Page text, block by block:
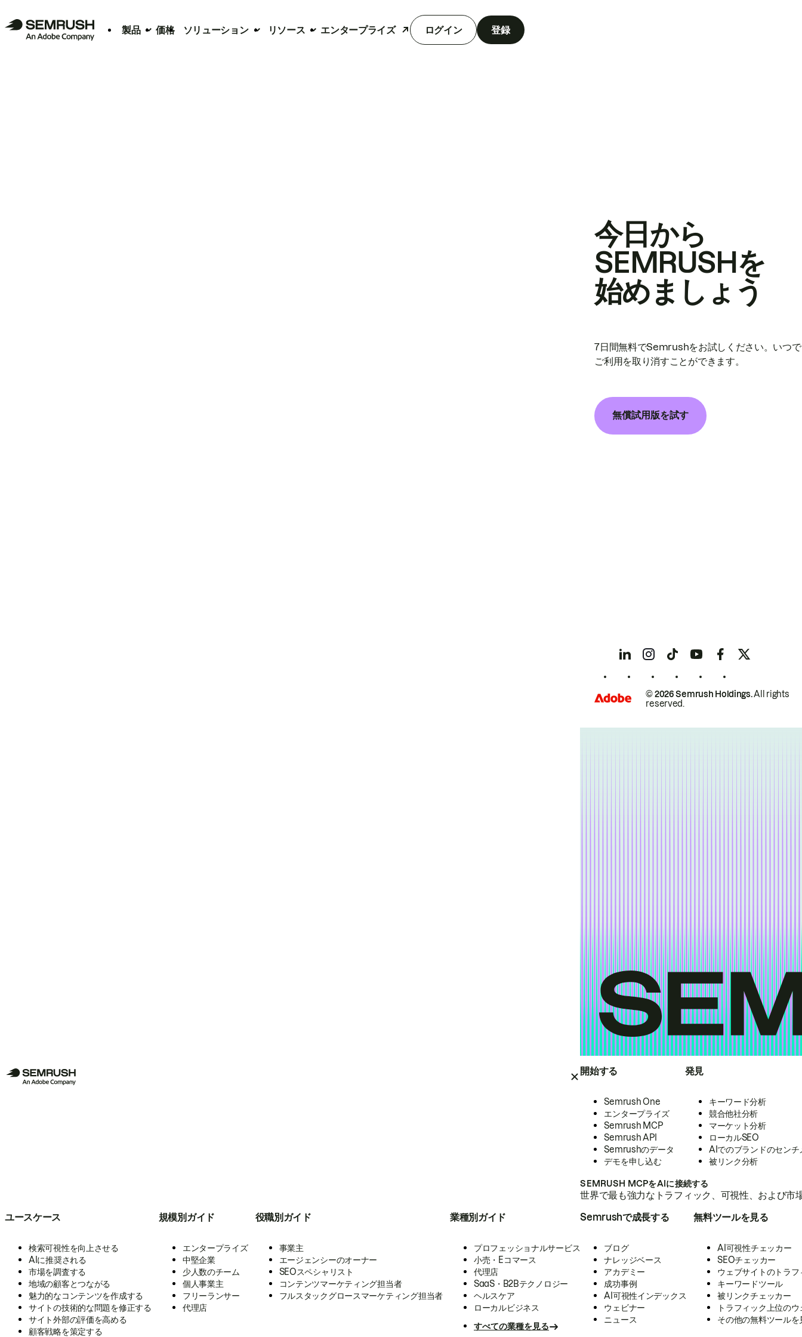
製品 価格 ソリューション リソース エンタープライズ ログイン 登録
開始する
Semrush One
エンタープライズ
Semrush MCP
Semrush API
Semrushのデータ
デモを申し込む
発見
キーワード分析
競合他社分析
マーケット分析
ローカルSEO
AIでのブランドのセンチ
被リンク分析
SEMRUSH MCPをAIに接続する
世界で最も強力なトラフィック、可視性、および
ユースケース
検索可視性を向上させる
AIに推奨される
市場を調査する
地域の顧客とつながる
魅力的なコンテンツを作成する
サイトの技術的な問題を修正する
サイト外部の評価を高める
顧客戦略を策定する
規模別ガイド
エンタープライズ
中堅企業
少人数のチーム
個人事業主
フリーランサー
代理店
役職別ガイド
事業主
エージェンシーのオーナー
SEOスペシャリスト
コンテンツマーケティング担当者
フルスタックグロースマーケティング担当者
業種別ガイド
プロフェッショナルサービス
小売・Eコマース
代理店
SaaS・B2Bテクノロジー
ヘルスケア
ローカルビジネス
すべての業種を見る
Semrushで成長する
ブログ
ナレッジベース
アカデミー
成功事例
AI可視性インデックス
ウェビナー
ニュース
無料ツールを見る
AI可視性チェッカー
SEOチェッカー
ウェブサイトのトラ
キーワードツール
被リンクチェッカー
トラフィック上位の
その他の無料ツールを
今日から
SEMRUSHを
始めましょう
7日間無料でSemrushをお試しください。いつ
ご利用を取り消すことができます。
無償試用版を試す
© 2026 Semrush Holdings.All rights
reserved.